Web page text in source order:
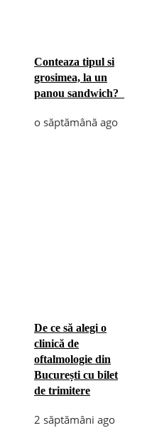
Conteaza tipul si
grosimea, la un
panou sandwich?
o săptămână ago
De ce să alegi o
clinică de
oftalmologie din
București cu bilet
de trimitere
2 săptămâni ago